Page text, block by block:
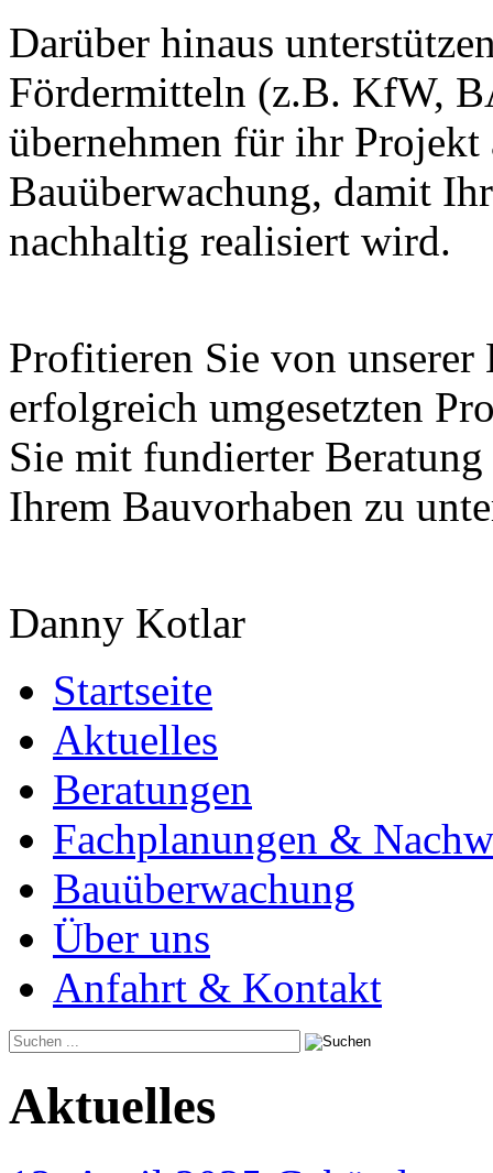
Darüber hinaus
Fördermitteln (z.B. KfW,
übernehmen für ihr Projekt
Bauüberwachung, damit
nachhaltig realisiert wird.
Profitieren Sie von unserer
erfolgreich umgesetzten
Sie mit fundierter
Ihrem Bauvorhaben zu
Danny Kotlar
Startseite
Aktuelles
Beratungen
Fachplanungen &
Bauüberwachung
Über uns
Anfahrt & Kontakt
Aktuelles